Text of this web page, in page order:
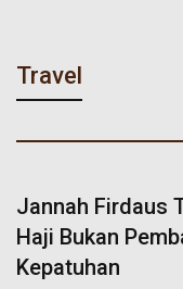
Travel
Jannah Firdaus
Haji Bukan
Kepatuhan